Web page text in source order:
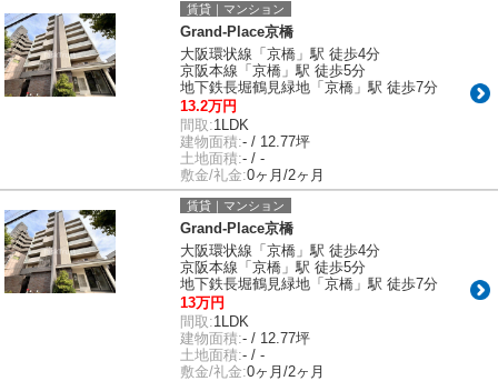
賃貸｜マンション
Grand-Place京橋
大阪環状線「京橋」駅 徒歩4分
京阪本線「京橋」駅 徒歩5分
地下鉄長堀鶴見緑地「京橋」駅 徒歩7分
13.2万円
間取:1LDK
建物面積:- / 12.77坪
土地面積:- / -
敷金/礼金:0ヶ月/2ヶ月
賃貸｜マンション
Grand-Place京橋
大阪環状線「京橋」駅 徒歩4分
京阪本線「京橋」駅 徒歩5分
地下鉄長堀鶴見緑地「京橋」駅 徒歩7分
13万円
間取:1LDK
建物面積:- / 12.77坪
土地面積:- / -
敷金/礼金:0ヶ月/2ヶ月